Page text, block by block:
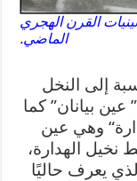
القرن الهجري
الماضي.
إلى النخل
بيانان” كما
وهي عين
نخيل الهدارة،
يعرف حاليًا